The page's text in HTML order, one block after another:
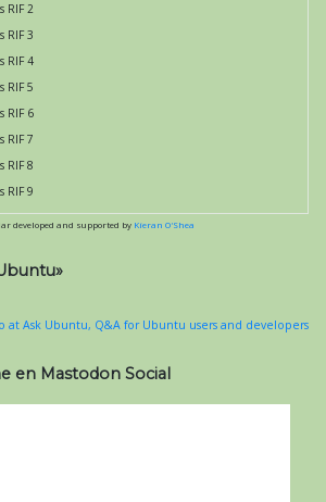
RIF 2
RIF 3
RIF 4
RIF 5
RIF 6
RIF 7
RIF 8
RIF 9
developed and supported by Kieran O'Shea
en Mastodon Social